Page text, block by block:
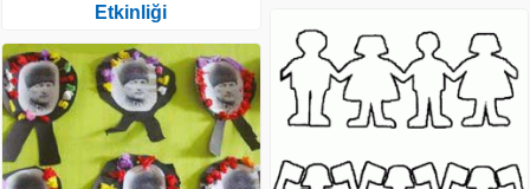
Etkinliği